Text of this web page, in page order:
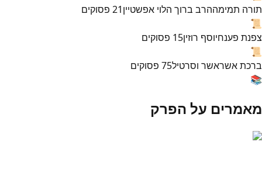
תורה תמימההרב ברוך הלוי אפשטיין21 פסוקים
📜
צפנת פענחיוסף רוזין15 פסוקים
📜
ברכת אשראשר וסרטיל75 פסוקים
📚
מאמרים על הפרק